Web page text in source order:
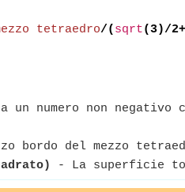
tetraedro/( sqrt(3)/
un numero non
bordo del mezzo
- La superficie